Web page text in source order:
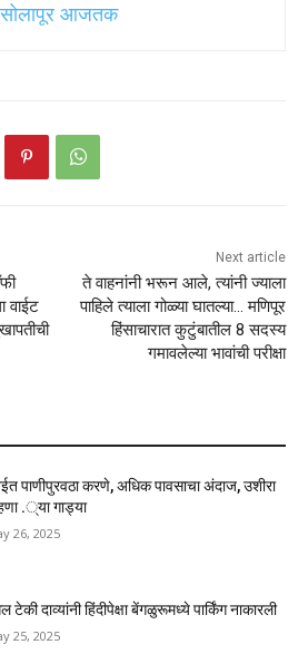
सोलापूर आजतक
वाईट
Next article
ते वाहनांनी भरून आले, त्यांनी ज्याला
पाहिले त्याला गोळ्या घातल्या… मणिपूर
हिंसाचारात कुटुंबातील 8 सदस्य
गमावलेल्या भावांची परीक्षा
पाणीपुरवठा करणे, अधिक पावसाचा अंदाज, उशीरा
.्या गाड्या
26, 2025
टेकी दाव्यांनी हिंदीपेक्षा बेंगळुरूमध्ये पार्किंग नाकारली
25, 2025